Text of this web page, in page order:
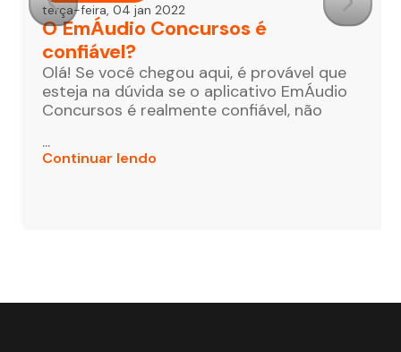
terça-feira, 04 jan 2022
O EmÁudio Concursos é
confiável?
Olá! Se você chegou aqui, é provável que
esteja na dúvida se o aplicativo EmÁudio
Concursos é realmente confiável, não
...
Continuar lendo